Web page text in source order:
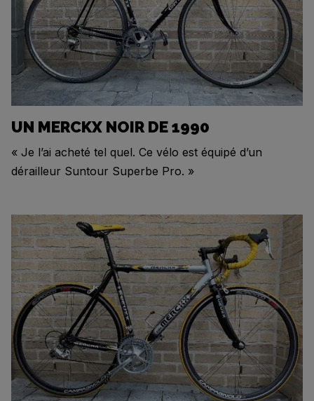
UN MERCKX NOIR DE 1990
« Je l’ai acheté tel quel. Ce vélo est équipé d’un
dérailleur Suntour Superbe Pro. »